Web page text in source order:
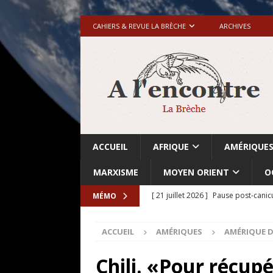
CAHIERS & REVUE LA BRÈCHE ARCHIVES
ACCUEIL AFRIQUE AMÉRIQUES
MARXISME MOYEN ORIENT
MÉMO [ 21 juillet 2026 ] Pause post-
[ 18 juillet 2026 ]
Israël-Palestine.
avant les élections du 27 octobre»
ACCUEIL AMÉRIQUES AMÉRIQUE
Chili. «Pour